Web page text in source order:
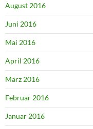
August 2016
Juni 2016
Mai 2016
April 2016
März 2016
Februar 2016
Januar 2016